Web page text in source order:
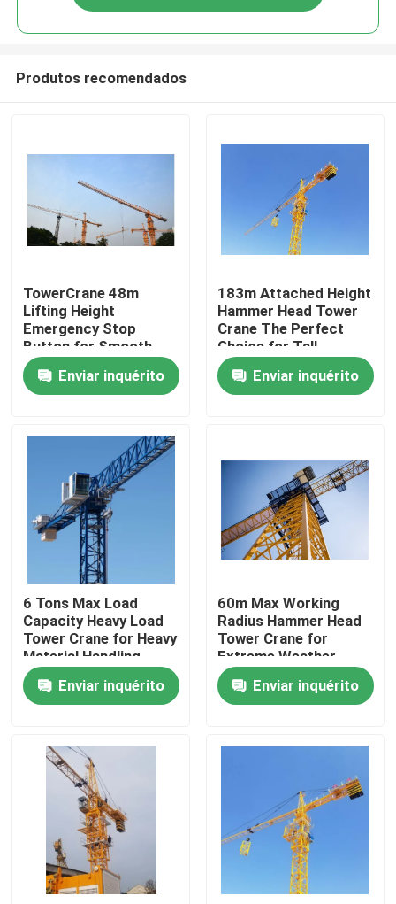
Casa
Vídeos
Quem Somos
Fábrica
Controle de Qualidade
Pedir um orçamento
Guindaste de torre superior liso
Guindaste de torre da cabeça de martelo
Produtos recomendados
TowerCrane 48m
Lifting Height
Emergency Stop
Button for Smooth
and Safe Construction
Enviar inquérito
183m Attached Height
Hammer Head Tower
Crane The Perfect
Choice for Tall
Structures
Enviar inquérito
6 Tons Max Load
Capacity Heavy Load
Tower Crane for Heavy
Material Handling
Requirements
Enviar inquérito
60m Max Working
Radius Hammer Head
Tower Crane for
Extreme Weather
Conditions
Construction
Enviar inquérito